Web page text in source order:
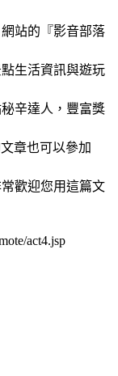
站的『影音部落
生活資訊與遊玩
辛達人，豐富獎
章也可以參加
歡迎您用這篇文
act4.jsp